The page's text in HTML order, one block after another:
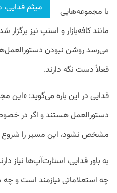
میثم
با مجموعه‌هایی
مانند کافه‌بازار و اسنپ نیز
می‌رسد روشن نبودن
فعلاً دست‌ نگه دارند.
فدایی در این باره می‌گوید: «این
دستورالعمل هستند و اگر در
مشخص نشود، این مسیر را شروع
به باور فدایی، استارت‌آپ‌ها نیاز
چه استعلاماتی نیازمند است و چه